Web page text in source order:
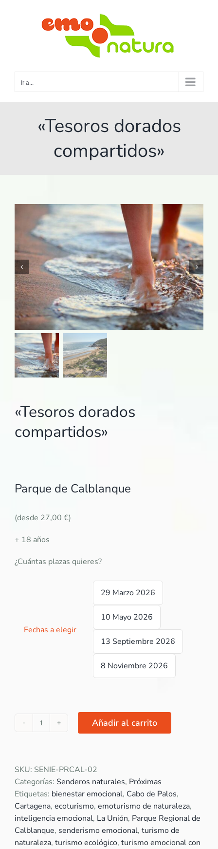
Ir a...
«Tesoros dorados
compartidos»
«Tesoros dorados
compartidos»
Parque de Calblanque
(desde 27,00 €)
+ 18 años
¿Cuántas plazas quieres?
Fechas a elegir
29 Marzo 2026
10 Mayo 2026
13 Septiembre 2026
8 Noviembre 2026
"Tesoros
cantidad
Añadir al carrito
SKU: SENIE-PRCAL-02
Categorías: Senderos naturales, Próximas
Etiquetas: bienestar emocional, Cabo de Palos,
Cartagena, ecoturismo, emoturismo de naturaleza,
inteligencia emocional, La Unión, Parque Regional de
Calblanque, senderismo emocional, turismo de
naturaleza, turismo ecológico, turismo emocional con